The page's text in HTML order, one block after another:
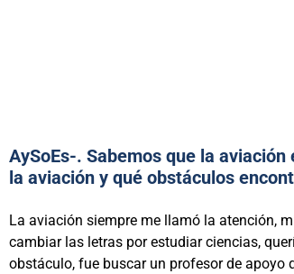
AySoEs-. Sabemos que la
la aviación y qué obstáculos
La aviación siempre me llamó la atención,
cambiar las letras por estudiar ciencias,
obstáculo, fue buscar un profesor de apoyo